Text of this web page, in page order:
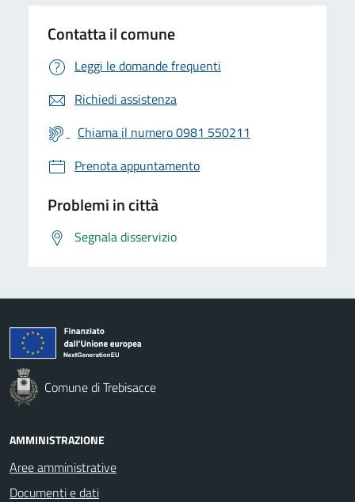
Contatta il comune
Leggi le domande frequenti
Richiedi assistenza
Chiama il numero 0981 550211
Prenota appuntamento
Problemi in città
Segnala disservizio
Comune di Trebisacce
AMMINISTRAZIONE
Aree amministrative
Documenti e dati